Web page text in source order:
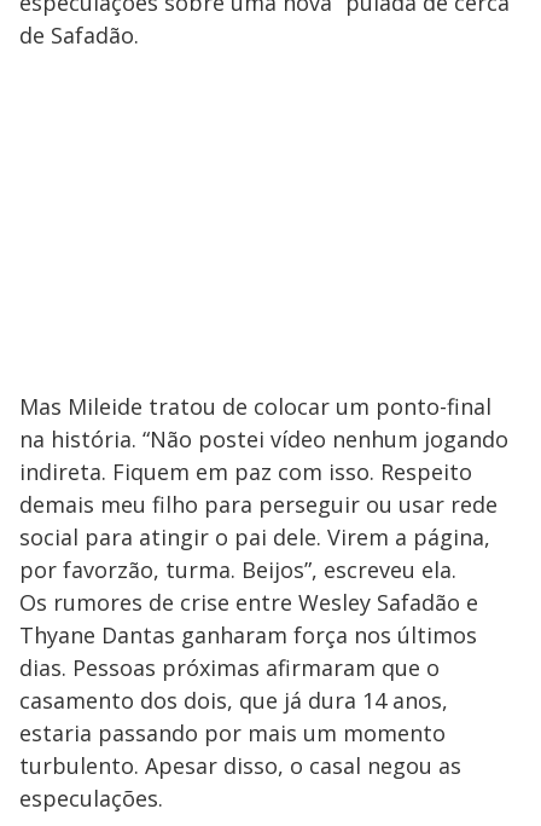
de Safadão.
Mas Mileide tratou de colocar um ponto-final
na história. “Não postei vídeo nenhum jogando
indireta. Fiquem em paz com isso. Respeito
demais meu filho para perseguir ou usar rede
social para atingir o pai dele. Virem a página,
por favorzão, turma. Beijos”, escreveu ela.
Os rumores de crise entre Wesley Safadão e
Thyane Dantas ganharam força nos últimos
dias. Pessoas próximas afirmaram que o
casamento dos dois, que já dura 14 anos,
estaria passando por mais um momento
turbulento. Apesar disso, o casal negou as
especulações.